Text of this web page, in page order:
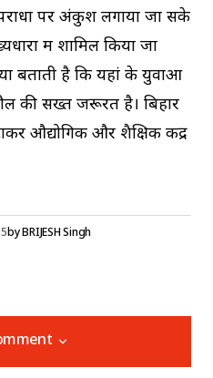
पर अंकुश लगाया जा सके
में शामिल किया जा
बताती है कि यहां के युवाओं
की सख्त जरूरत है। बिहार
औद्योगिक और शैक्षिक केंद्र
byBRIJESH Singh